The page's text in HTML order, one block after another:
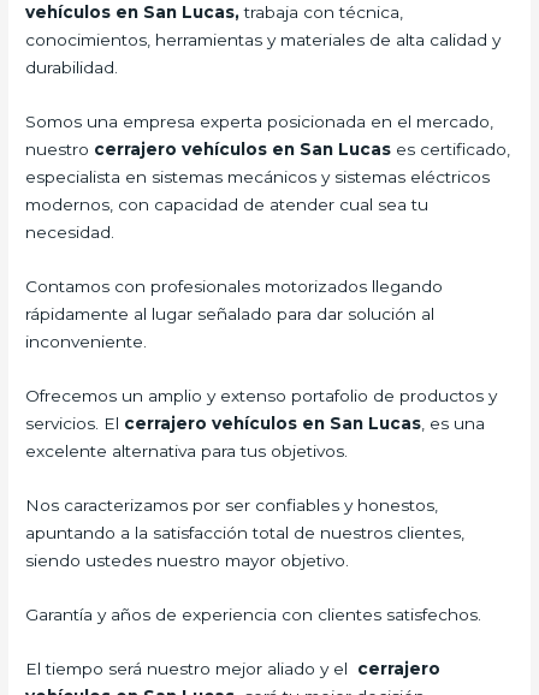
vehículos en San Lucas,trabaja con técnica,
conocimientos, herramientas y materiales de alta calidad y
durabilidad.
Somos una empresa experta posicionada en el mercado,
nuestro cerrajero vehículos en San Lucas es certificado,
especialista en sistemas mecánicos y sistemas eléctricos
modernos, con capacidad de atender cual sea tu
necesidad.
Contamos con profesionales motorizados llegando
rápidamente al lugar señalado para dar solución al
inconveniente.
Ofrecemos un amplio y extenso portafolio de productos y
servicios. El cerrajero vehículos en San Lucas , es una
excelente alternativa para tus objetivos.
Nos caracterizamos por ser confiables y honestos,
apuntando a la satisfacción total de nuestros clientes,
siendo ustedes nuestro mayor objetivo.
Garantía y años de experiencia con clientes satisfechos.
El tiempo será nuestro mejor aliado y el cerrajero